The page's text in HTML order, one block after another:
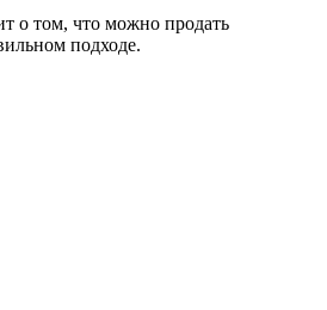
о том, что можно продать
подходе.